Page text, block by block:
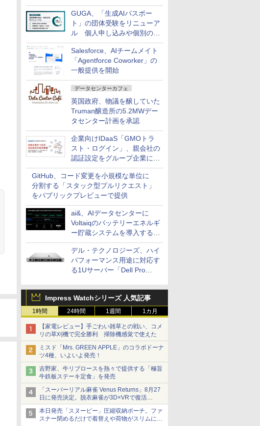
に発売
GUGA、「生成AIパスポー
ト」の団体受験をリニューア
ル 個人申し込みや個別の支
払いなどに対応
Salesforce、AIチームメイト
「Agentforce Coworker」の
一般提供を開始
データセンターカフェ
英国政府、物議を醸していた
Truman醸造所の5.2MWデー
タセンター計画を承認
企業向けIDaaS「GMOトラ
スト・ログイン」、親会社の
認証設定をグループ企業に展
開できる新機能を提供
GitHub、コード変更を小規模な単位に
分割する「スタック型プルリクエスト」
をパブリックプレビューで提供
ai&、AIデータセンターに
Voltaiqのバッテリーエネルギ
ー貯蔵システムを導入する計
画を発表
デル・テクノロジーズ、ハイ
パフォーマンス用途に対応す
る1Uサーバー「Dell Pro
売
Impress Watchシリーズ 人気記事
1時間 24時間 1週間 1カ月
【家電レビュー】手ごわい雑草との戦い、コメ
リの草刈機で完全勝利 掃除機感覚で使えた
ミスド「Mrs. GREEN APPLE」のコラボドーナ
ツ4種、いよいよ発売！
吉野家、牛リブロースを熱々で提供する「極旨
牛鉄板ステーキ定食」を発売
「スーパーリアル麻雀 Venus Returns」8月27
日に発売決定。脱衣麻雀が3D×VRで復活
発売から2週間は20%オフになるセールが実施
本日発売「スヌーピー」圧縮収納ポーチ。ファ
スナー閉めるだけで着替えや荷物がスリムにま